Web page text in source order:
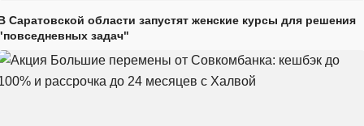
Саратовской области запустят женские курсы для решения
задач"